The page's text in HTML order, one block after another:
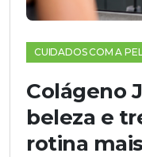
CUIDADOS COM A
Colágeno
beleza e
rotina